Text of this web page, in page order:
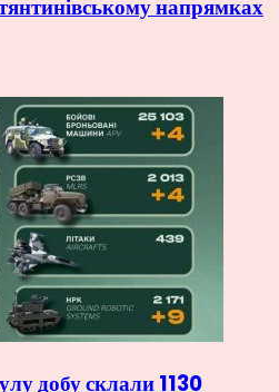
напрямках
добу склали 1130